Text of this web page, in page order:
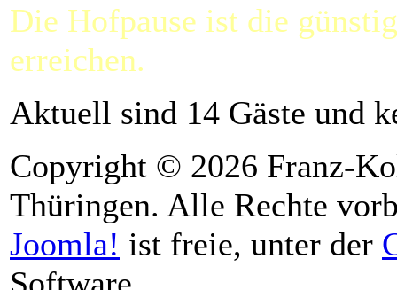
Die Hofpause ist die
erreichen.
Aktuell sind 14 Gäste und
Copyright © 2026 Franz-
Thüringen. Alle Rechte
Joomla! ist freie, unter der